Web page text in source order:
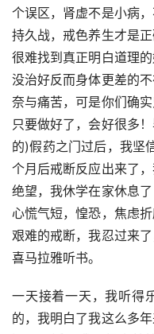
个误区，肾虚不是小病
持久战，戒色养生才是
很难找到真正明白道理
没治好反而身体更差的
奈与痛苦，可是你们确
只要做好了，会好很多
的)假药之门过后，我坚
个月后戒断反应出来了
绝望，我休学在家休息
心慌气短，惶恐，焦虑
艰难的戒断，我忍过来
喜马拉雅听书。
一天接着一天，我听得
的，我明白了我这么多